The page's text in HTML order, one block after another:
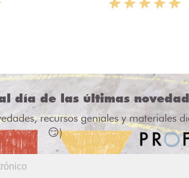
día de las últimas
recursos geniales y materiales
😏)